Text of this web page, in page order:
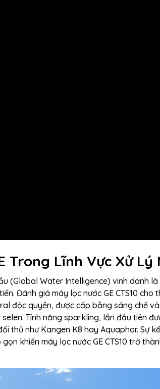
Trong Lĩnh Vực Xử Lý
(Global Water Intelligence) vinh danh
Đánh giá máy lọc nước GE CTS10 cho
độc quyền, được cấp bằng sáng chế
Tính năng sparkling, lần đầu tiên
thủ như Kangen K8 hay Aquaphor. Sự
khiến máy lọc nước GE CTS10 trở